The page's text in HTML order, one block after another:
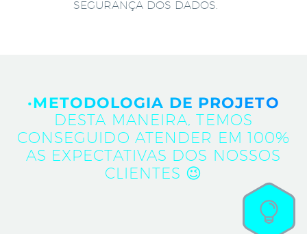
SEGURANÇA DOS DADOS.
·METODOLOGIA DE PROJETO
DESTA MANEIRA, TEMOS
CONSEGUIDO ATENDER EM 100%
AS EXPECTATIVAS DOS NOSSOS
CLIENTES 😉